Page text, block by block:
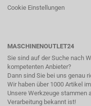
Cookie Einstellungen
MASCHINENOUTLET24
Sie sind auf der Suche nach
kompetenten Anbieter?
Dann sind Sie bei uns genau
Wir haben über 1000 Artikel
Unsere Werkzeuge stammen
Verarbeitung bekannt ist!